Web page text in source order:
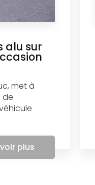
alu sur
met à
de
plus